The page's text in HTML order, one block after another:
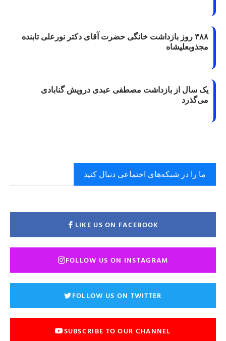
۳۸۸ روز بازداشت خانگی حضرت آقای دکتر نورعلی تابنده
مجذوبعلیشاه
یک سال از بازداشت مصطفی عبدی درویش گنابادی
می‌گذرد
ما را در شبکه‌های اجتماعی دنبال کنید
LIKE US ON FACEBOOK
FOLLOW US ON INSTAGRAM
FOLLOW US ON TWITTER
SUBSCRIBE TO OUR CHANNEL